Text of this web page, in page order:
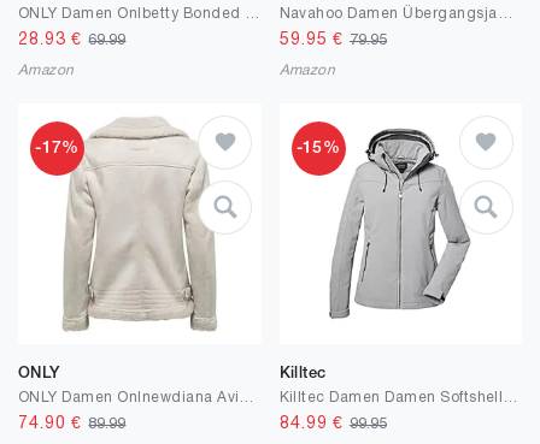
28.93 €69.99
Amazon
59.95 € 79.95
Amazon
-17%
ONLY
74.90 €89.99
-15%
Killtec
84.99 € 99.95